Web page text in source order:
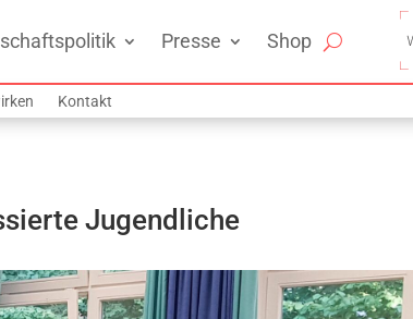
Presse Shop
Kontakt
Jugendliche